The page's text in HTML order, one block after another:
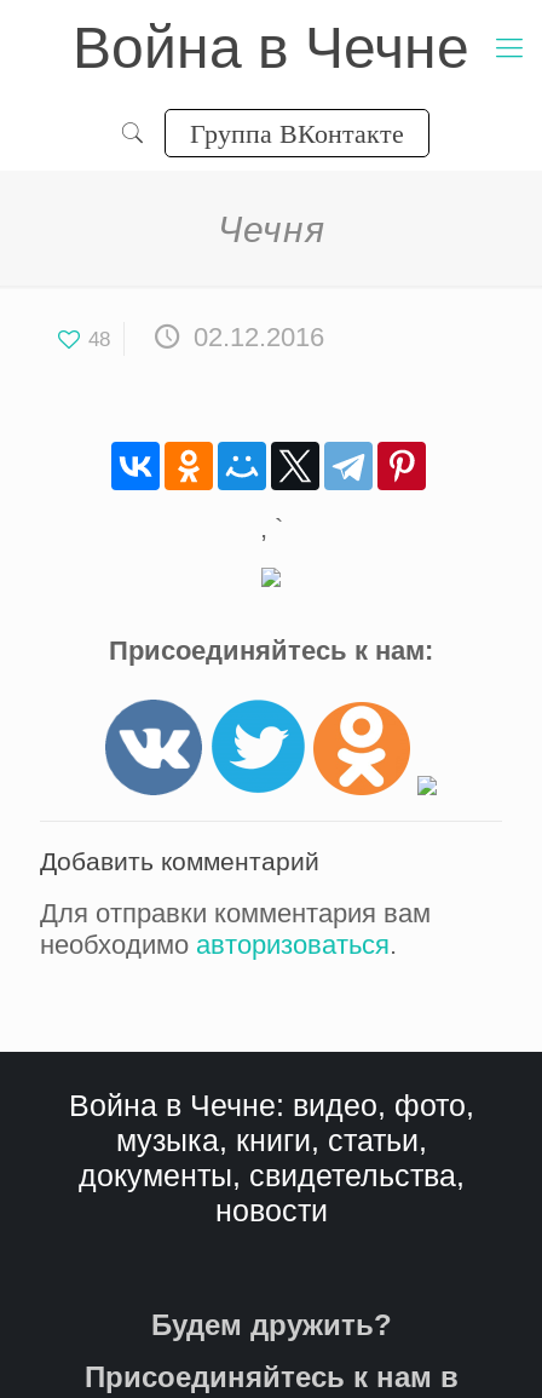
Война в Чечне
Группа ВКонтакте
Чечня
48 02.12.2016
, `
Присоединяйтесь к нам:
Добавить комментарий
Для отправки комментария вам
необходимо авторизоваться.
Война в Чечне: видео, фото,
музыка, книги, статьи,
документы, свидетельства,
новости
Будем дружить?
Присоединяйтесь к нам в